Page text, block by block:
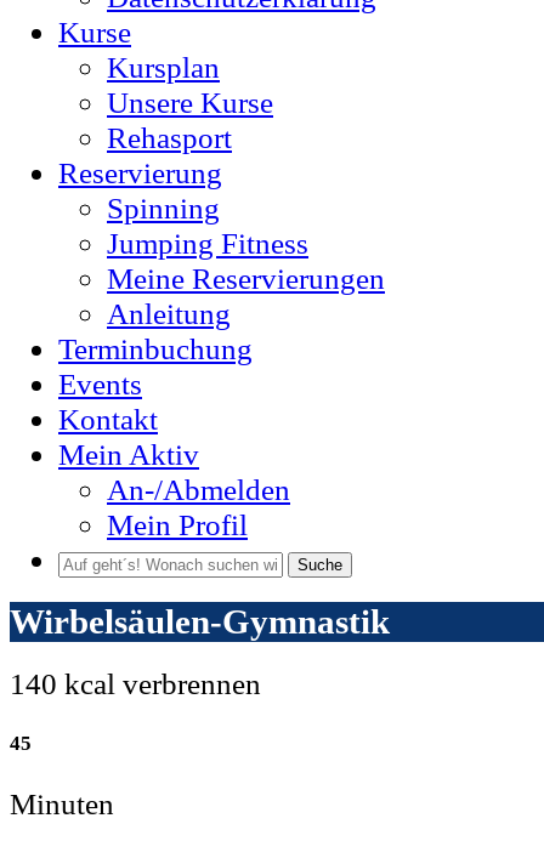
Kurse
Kursplan
Unsere Kurse
Rehasport
Reservierung
Spinning
Jumping Fitness
Meine Reservierungen
Anleitung
Terminbuchung
Events
Kontakt
Mein Aktiv
An-/Abmelden
Mein Profil
Suche
Wirbelsäulen-Gymnastik
140 kcal verbrennen
45
Minuten